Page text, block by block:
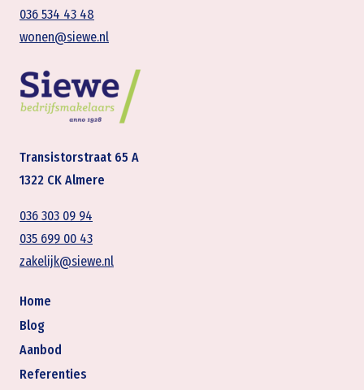
036 534 43 48
wonen@siewe.nl
Transistorstraat 65 A
1322 CK Almere
036 303 09 94
035 699 00 43
zakelijk@siewe.nl
Home
Blog
Aanbod
Referenties